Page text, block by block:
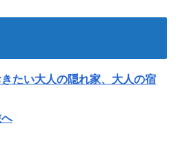
たい大人の隠れ家、大人の宿